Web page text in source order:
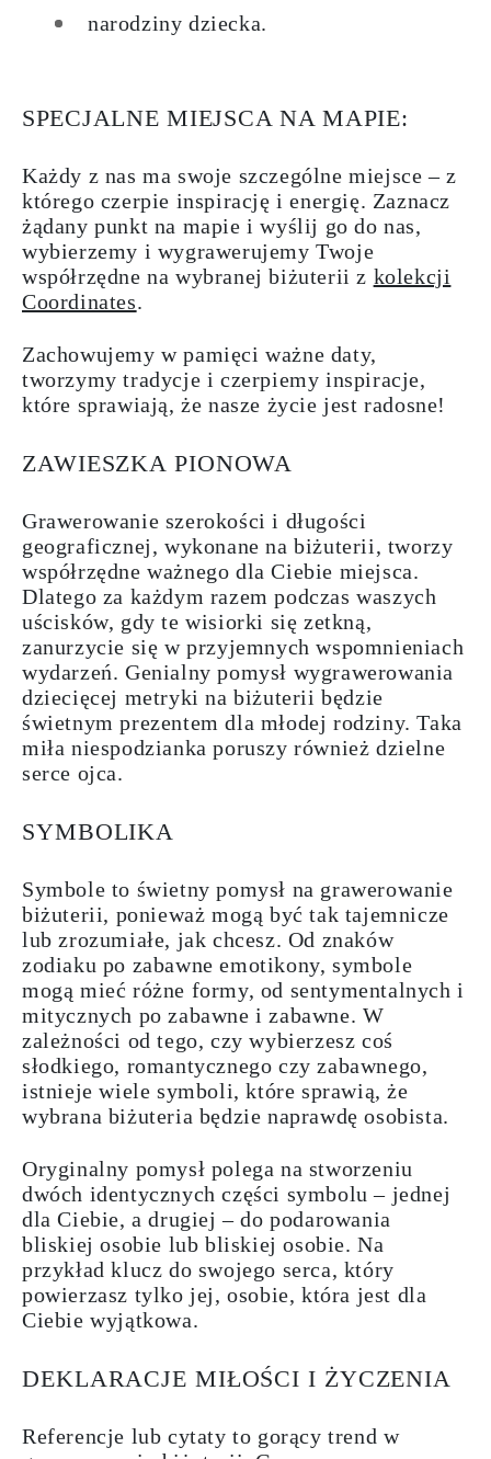
narodziny dziecka.
SPECJALNE MIEJSCA NA MAPIE:
Każdy z nas ma swoje szczególne miejsce – z
którego czerpie inspirację i energię. Zaznacz
żądany punkt na mapie i wyślij go do nas,
wybierzemy i wygrawerujemy Twoje
współrzędnena wybranej biżuterii z kolekcji
Coordinates.
Zachowujemy w pamięci ważne daty,
tworzymy tradycje i czerpiemy inspiracje,
które sprawiają, że nasze życie jest radosne!
ZAWIESZKA PIONOWA
Grawerowanie szerokości i długości
geograficznej, wykonane na biżuterii, tworzy
współrzędne ważnego dla Ciebie miejsca.
Dlatego za każdym razem podczas waszych
uścisków, gdy te wisiorki się zetkną,
zanurzycie się w przyjemnych wspomnieniach
wydarzeń. Genialny pomysł wygrawerowania
dziecięcej metryki na biżuterii będzie
świetnym prezentem dla młodej rodziny. Taka
miła niespodzianka poruszy również dzielne
serce ojca.
SYMBOLIKA
Symbole to świetny pomysł na grawerowanie
biżuterii, ponieważ mogą być tak tajemnicze
lub zrozumiałe, jak chcesz. Od znaków
zodiaku po zabawne emotikony, symbole
mogą mieć różne formy, od sentymentalnych i
mitycznych po zabawne i zabawne. W
zależności od tego, czy wybierzesz coś
słodkiego, romantycznego czy zabawnego,
istnieje wiele symboli, które sprawią, że
wybrana biżuteria będzie naprawdę osobista.
Oryginalny pomysł polega na stworzeniu
dwóch identycznych części symbolu – jednej
dla Ciebie, a drugiej – do podarowania
bliskiej osobie lub bliskiej osobie. Na
przykład klucz do swojego serca, który
powierzasz tylko jej, osobie, która jest dla
Ciebie wyjątkowa.
DEKLARACJE MIŁOŚCI I ŻYCZENIA
Referencje lub cytaty to gorący trend w